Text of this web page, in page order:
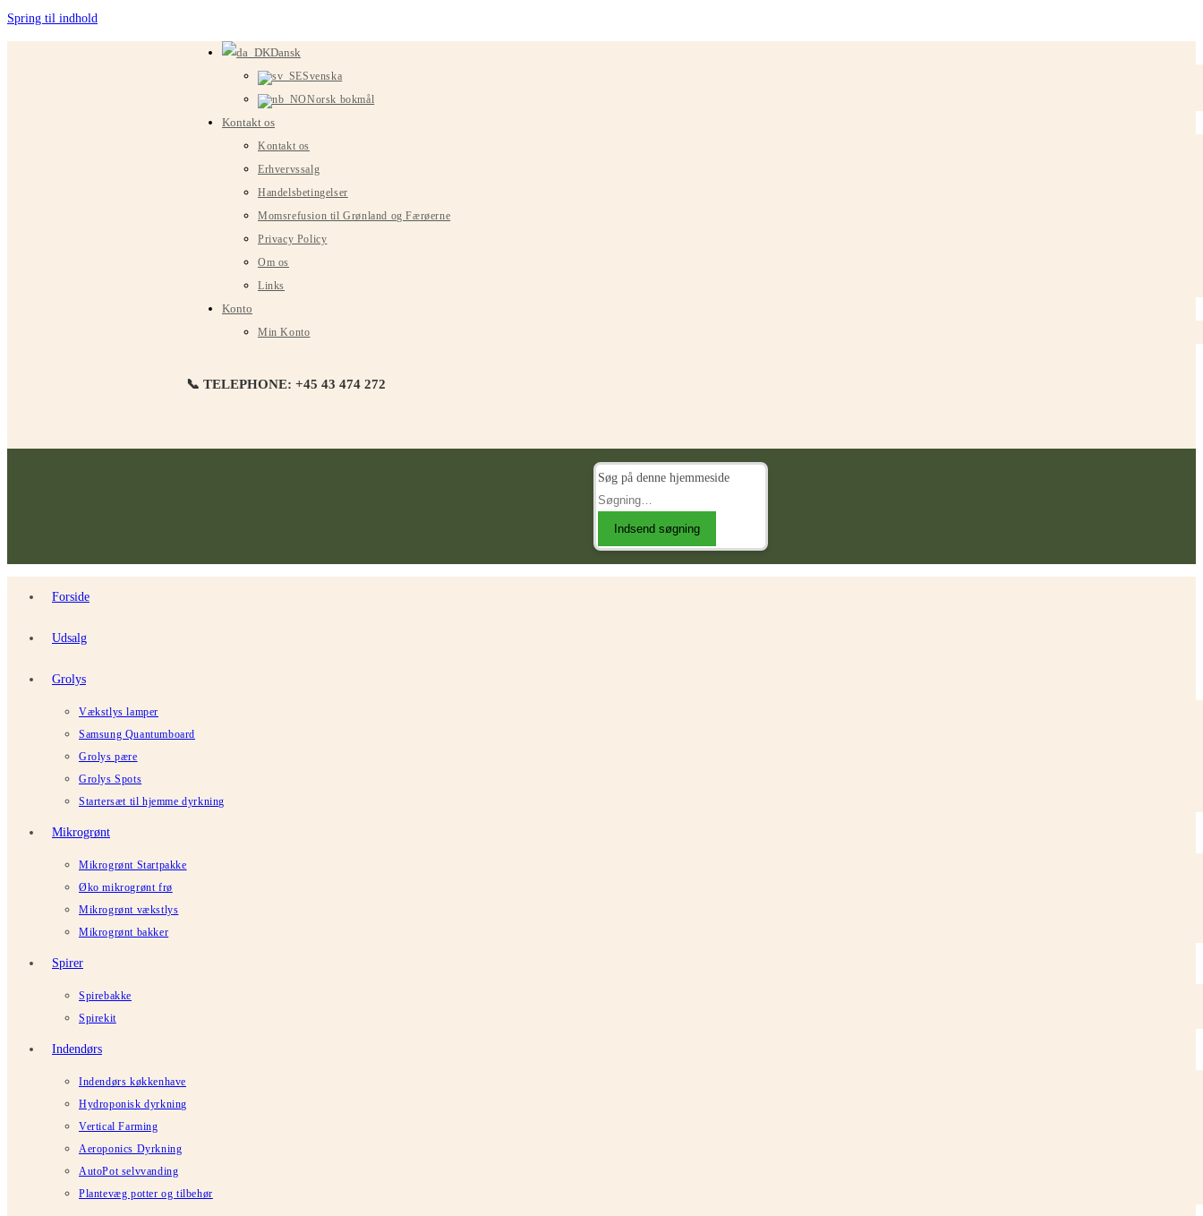
Spring til indhold
Dansk
Svenska
Norsk bokmål
Kontakt os
Kontakt os
Erhvervssalg
Handelsbetingelser
Momsrefusion til Grønland og Færøerne
Privacy Policy
Om os
Links
Konto
Min Konto
📞 TELEPHONE: +45 43 474 272
Søg på denne hjemmeside
Indsend søgning
Forside
Udsalg
Grolys
Vækstlys lamper
Samsung Quantumboard
Grolys pære
Grolys Spots
Startersæt til hjemme dyrkning
Mikrogrønt
Mikrogrønt Startpakke
Øko mikrogrønt frø
Mikrogrønt vækstlys
Mikrogrønt bakker
Spirer
Spirebakke
Spirekit
Indendørs
Indendørs køkkenhave
Hydroponisk dyrkning
Vertical Farming
Aeroponics Dyrkning
AutoPot selvvanding
Plantevæg potter og tilbehør